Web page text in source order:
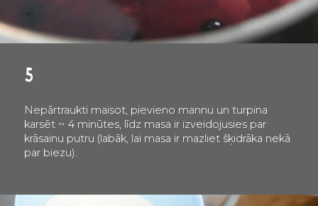
5
Nepārtraukti maisot, pievieno mannu un turpina
karsēt ~ 4 minūtes, līdz masa ir izveidojusies par
krāsainu putru (labāk, lai masa ir mazliet šķidrāka nekā
par biezu).